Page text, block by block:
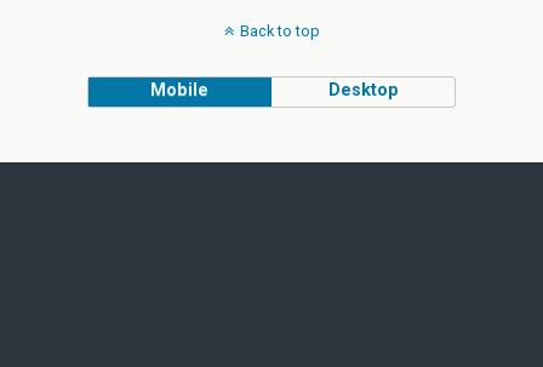
Back to top
Mobile Desktop